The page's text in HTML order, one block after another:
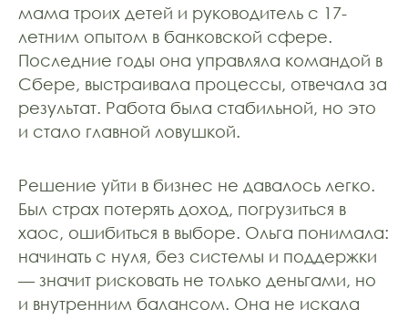
мама троих детей и руководитель с 17-
летним опытом в банковской сфере.
Последние годы она управляла командой в
Сбере, выстраивала процессы, отвечала за
результат. Работа была стабильной, но это
и стало главной ловушкой.
Решение уйти в бизнес не давалось легко.
Был страх потерять доход, погрузиться в
хаос, ошибиться в выборе. Ольга понимала:
начинать с нуля, без системы и поддержки
— значит рисковать не только деньгами, но
и внутренним балансом. Она не искала